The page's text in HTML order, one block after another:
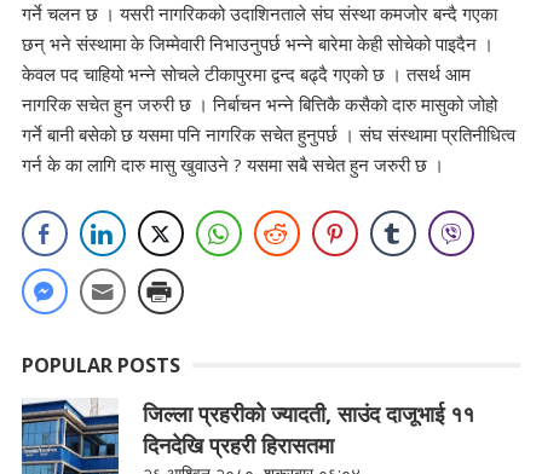
गर्ने चलन छ । यसरी नागरिकको उदाशिनताले संघ संस्था कमजोर बन्दै गएका
छन् भने संस्थामा के जिम्मेवारी निभाउनुपर्छ भन्ने बारेमा केही सोचेको पाइदैन ।
केवल पद चाहियो भन्ने सोचले टीकापुरमा द्वन्द बढ्दै गएको छ । तसर्थ आम
नागरिक सचेत हुन जरुरी छ । निर्बाचन भन्ने बित्तिकै कसैको दारु मासुको जोहो
गर्ने बानी बसेको छ यसमा पनि नागरिक सचेत हुनुपर्छ । संघ संस्थामा प्रतिनीधित्व
गर्न के का लागि दारु मासु खुवाउने ? यसमा सबै सचेत हुन जरुरी छ ।
POPULAR POSTS
जिल्ला प्रहरीको ज्यादती, साउंद दाजूभाई ११
दिनदेखि प्रहरी हिरासतमा